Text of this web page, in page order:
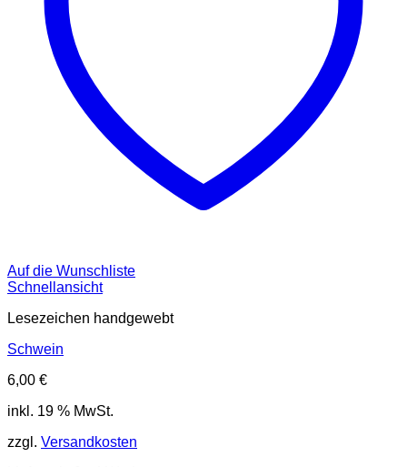
Auf die Wunschliste
Schnellansicht
Lesezeichen handgewebt
Schwein
6,00 €
inkl. 19 % MwSt.
zzgl. Versandkosten